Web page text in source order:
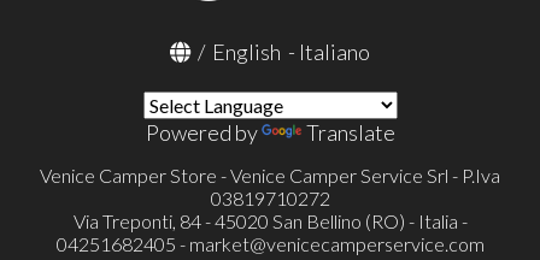
/ English - Italiano
Powered by Translate
Venice Camper Store - Venice Camper Service Srl - P.Iva
03819710272
Via Treponti, 84 - 45020 San Bellino (RO) - Italia -
04251682405 - market@venicecamperservice.com